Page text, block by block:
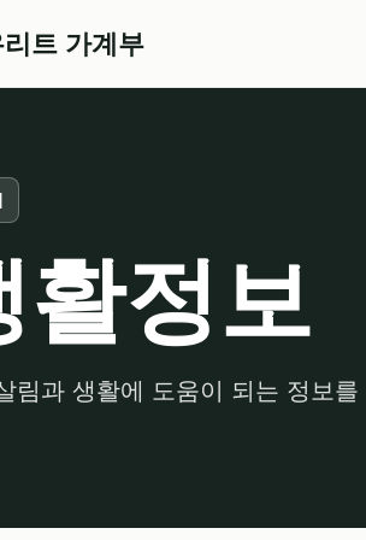
리트 가계부
활정보
림과 생활에 도움이 되는 정보